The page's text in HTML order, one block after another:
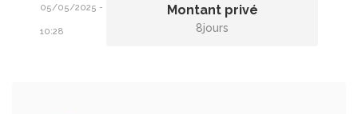
05/05/2025 -
10:28
Montant privé
8jours